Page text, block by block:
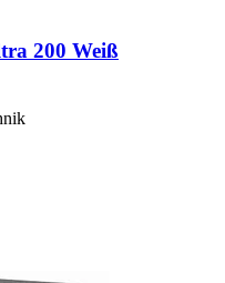
200 Weiß